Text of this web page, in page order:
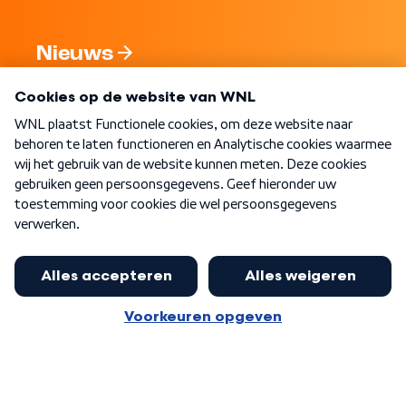
Nieuws
Nieuwsbrief
Word Lid